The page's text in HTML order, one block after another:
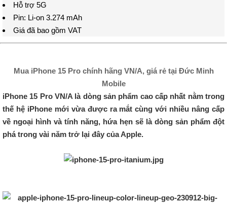
Hỗ trợ 5G
Pin: Li-on 3.274 mAh
Giá đã bao gồm VAT
Mua iPhone 15 Pro chính hãng VN/A, giá rẻ tại Đức Minh
Mobile
iPhone 15 Pro VN/A là dòng sản phẩm cao cấp nhất nằm trong
thế hệ iPhone mới vừa được ra mắt cùng với nhiều nâng cấp
về ngoại hình và tính năng, hứa hẹn sẽ là dòng sản phẩm đột
phá trong vài năm trở lại đây của Apple.